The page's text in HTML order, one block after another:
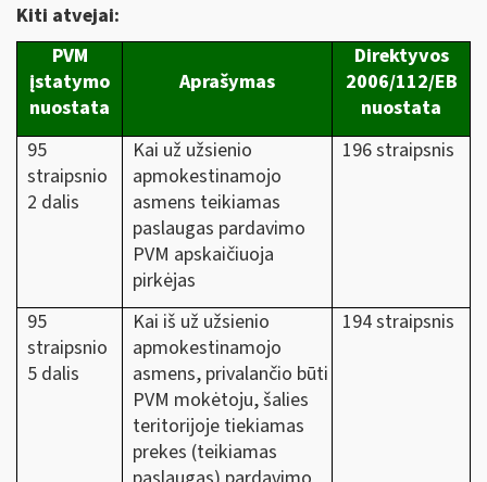
Kiti atvejai:
PVM
įstatymo
nuostata
Aprašymas
Direktyvos
2006/112/EB
nuostata
95
straipsnio
2 dalis
Kai už užsienio
apmokestinamojo
asmens teikiamas
paslaugas pardavimo
PVM apskaičiuoja
pirkėjas
196 straipsnis
95
straipsnio
5 dalis
Kai iš už užsienio
apmokestinamojo
asmens, privalančio būti
PVM mokėtoju, šalies
teritorijoje tiekiamas
prekes (teikiamas
194 straipsnis